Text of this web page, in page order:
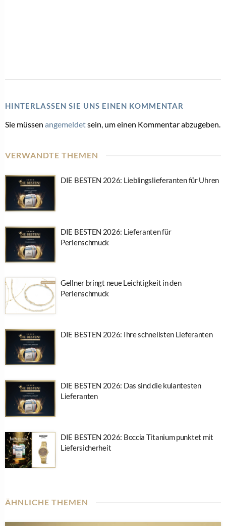
HINTERLASSEN SIE UNS EINEN KOMMENTAR
Sie müssen angemeldetsein, um einen Kommentar abzugeben.
VERWANDTE THEMEN
DIE BESTEN 2026: Lieblingslieferanten für Uhren
DIE BESTEN 2026: Lieferanten für
Perlenschmuck
Gellner bringt neue Leichtigkeit in den
Perlenschmuck
DIE BESTEN 2026: Ihre schnellsten Lieferanten
DIE BESTEN 2026: Das sind die kulantesten
Lieferanten
DIE BESTEN 2026: Boccia Titanium punktet mit
Liefersicherheit
ÄHNLICHE THEMEN